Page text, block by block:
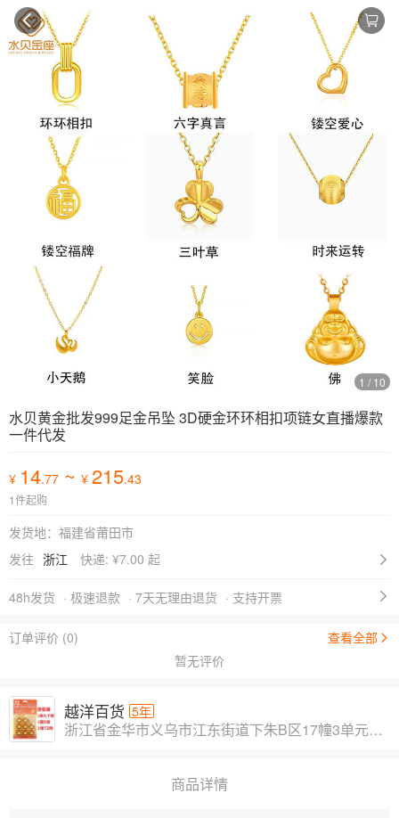
1 / 10
水贝黄金批发999足金吊坠 3D硬金环环相扣项链女直播爆款
一件代发
¥ 14.77 ~ ¥ 215.43
1件起购
发货地：福建省莆田市
发往 浙江 快递: ¥7.00 起
48h发货 · 极速退款 · 7天无理由退货 · 支持开票
订单评价 (0)
查看全部
暂无评价
越洋百货 5年
浙江省金华市义乌市江东街道下朱B区17幢3单元403室
商品详情